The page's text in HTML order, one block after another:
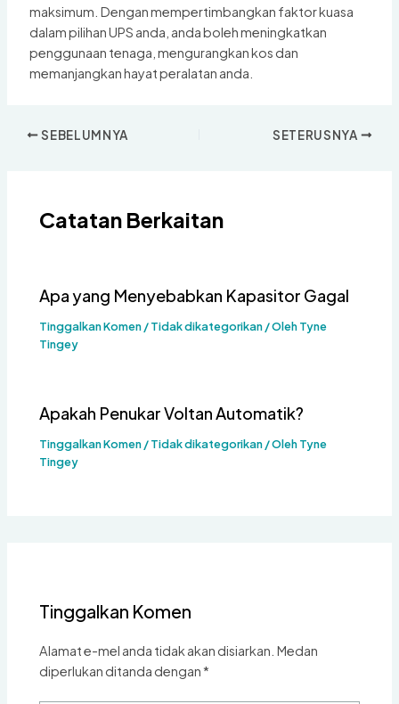
maksimum. Dengan mempertimbangkan faktor kuasa
dalam pilihan UPS anda, anda boleh meningkatkan
penggunaan tenaga, mengurangkan kos dan
memanjangkan hayat peralatan anda.
SEBELUMNYA SETERUSNYA
Catatan Berkaitan
Apa yang Menyebabkan Kapasitor Gagal
Tinggalkan Komen/Tidak dikategorikan/ OlehTyne
Tingey
Apakah Penukar Voltan Automatik?
Tinggalkan Komen/Tidak dikategorikan/ OlehTyne
Tingey
Tinggalkan Komen
Alamat e-mel anda tidak akan disiarkan. Medan
diperlukan ditanda dengan*